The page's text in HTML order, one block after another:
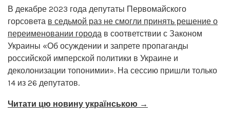
В декабре 2023 года депутаты Первомайского
горсовета в седьмой раз не смогли принять решение о
переименовании города в соответствии с Законом
Украины «Об осуждении и запрете пропаганды
российской имперской политики в Украине и
деколонизации топонимии». На сессию пришли только
14 из 26 депутатов.
Читати цю новину українською →